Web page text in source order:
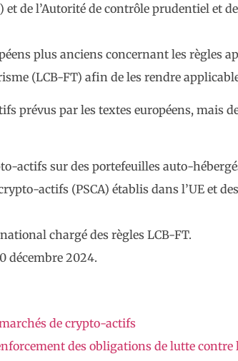
de l’Autorité de contrôle prudentiel et
plus anciens concernant les règles
(LCB-FT) afin de les rendre
prévus par les textes européens, mais
actifs sur des portefeuilles auto-
actifs (PSCA) établis dans l’UE et
chargé des règles LCB-FT.
décembre 2024.
de crypto-actifs
des obligations de lutte